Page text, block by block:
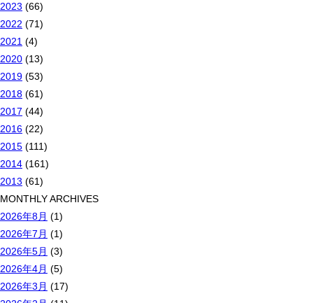
2023 (66)
2022 (71)
2021 (4)
2020 (13)
2019 (53)
2018 (61)
2017 (44)
2016 (22)
2015 (111)
2014 (161)
2013 (61)
MONTHLY ARCHIVES
2026年8月 (1)
2026年7月 (1)
2026年5月 (3)
2026年4月 (5)
2026年3月 (17)